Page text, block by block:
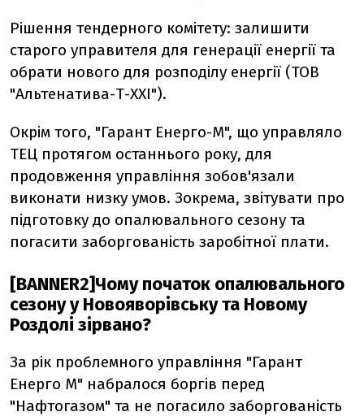
Рішення тендерного комітету: залишити
старого управителя для генерації енергії та
обрати нового для розподілу енергії (ТОВ
"Альтенатива-Т-ХХІ").
Окрім того, "Гарант Енерго-М", що управляло
ТЕЦ протягом останнього року, для
продовження управління зобов'язали
виконати низку умов. Зокрема, звітувати про
підготовку до опалювального сезону та
погасити заборгованість заробітної плати.
[BANNER2]Чому початок опалювального
сезону у Новояворівську та Новому
Роздолі зірвано?
За рік проблемного управління "Гарант
Енерго М" набралося боргів перед
"Нафтогазом" та не погасило заборгованість